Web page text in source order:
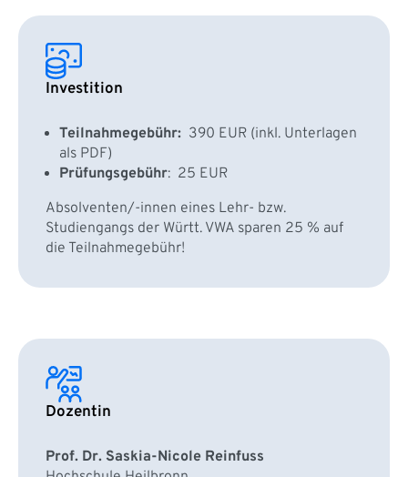
Investition
Teilnahmegebühr: 390 EUR (inkl. Unterlagen
als PDF)
Prüfungsgebühr: 25 EUR
Absolventen/-innen eines Lehr- bzw.
Studiengangs der Württ. VWA sparen 25 % auf
die Teilnahmegebühr!
Dozentin
Prof. Dr. Saskia-Nicole Reinfuss